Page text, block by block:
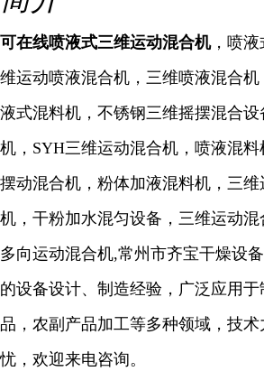
可在线喷液式三维运动混合机，喷液
维运动喷液混合机，三维喷液混合
液式混料机，不锈钢三维摇摆混合设
机，SYH三维运动混合机，喷液混
摆动混合机，粉体加液混料机，三
机，干粉加水混匀设备，三维运动
多向运动混合机,常州市齐宝干燥设
的设备设计、制造经验，广泛应用
品，农副产品加工等多种领域，技
忧，欢迎来电咨询。